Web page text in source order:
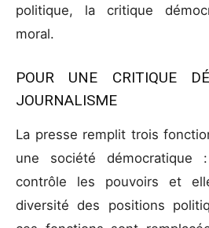
politique, la critique
moral.
POUR UNE CRITIQUE
JOURNALISME
La presse remplit trois
une société démocratique
contrôle les pouvoirs et
diversité des positions